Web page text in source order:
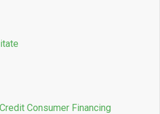
Consumer Financing